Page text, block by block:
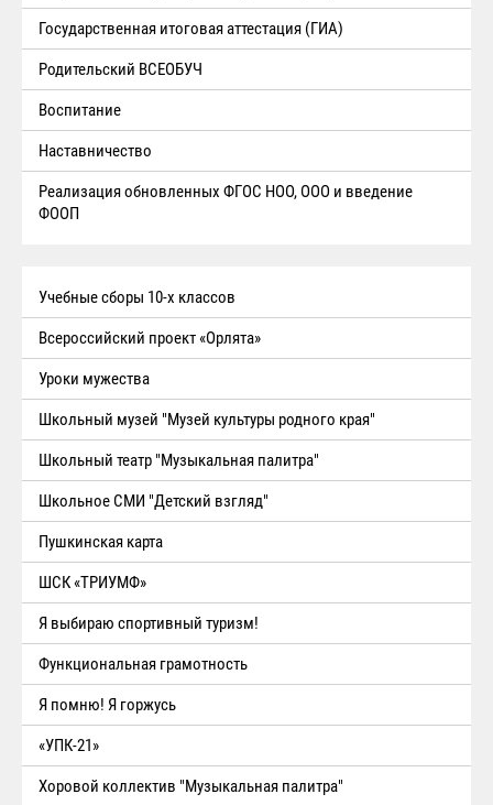
Государственная итоговая аттестация (ГИА)
Родительский ВСЕОБУЧ
Воспитание
Наставничество
Реализация обновленных ФГОС НОО, ООО и введение
ФООП
Учебные сборы 10-х классов
Всероссийский проект «Орлята»
Уроки мужества
Школьный музей "Музей культуры родного края"
Школьный театр "Музыкальная палитра"
Школьное СМИ "Детский взгляд"
Пушкинская карта
ШСК «ТРИУМФ»
Я выбираю спортивный туризм!
Функциональная грамотность
Я помню! Я горжусь
«УПК-21»
Хоровой коллектив "Музыкальная палитра"